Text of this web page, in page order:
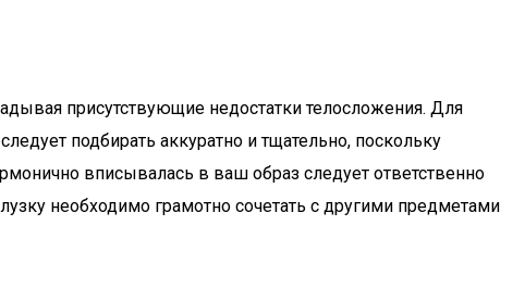
присутствующие недостатки телосложения. Для
подбирать аккуратно и тщательно, поскольку
вписывалась в ваш образ следует ответственно
необходимо грамотно сочетать с другими предметами